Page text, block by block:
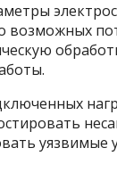
возможных
уязвимые